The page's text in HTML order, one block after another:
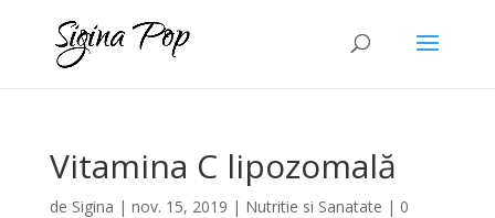
Vitamina C lipozomală
de Sigina | nov. 15, 2019 | Nutritie si Sanatate | 0